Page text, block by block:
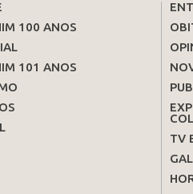
100 ANOS
101 ANOS
TV